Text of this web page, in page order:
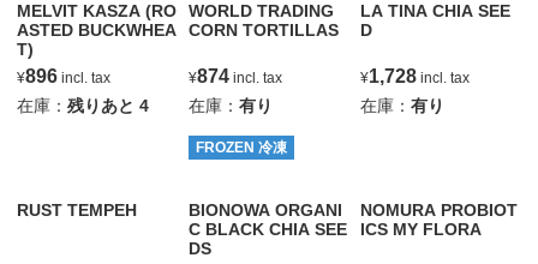
MELVIT KASZA (RO
ASTED BUCKWHEA
T)
¥896 incl. tax
在庫：残りあと4
WORLD TRADING
CORN TORTILLAS
¥874incl. tax
在庫： 有り
FROZEN 冷凍
LA TINA CHIA SEE
D
¥1,728incl. tax
在庫： 有り
RUST TEMPEH
BIONOWA ORGANI
C BLACK CHIA SEE
DS
NOMURA PROBIOT
ICS MY FLORA